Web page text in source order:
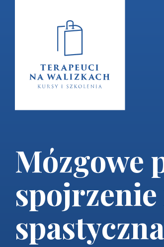
Mózgowe
spastyczna